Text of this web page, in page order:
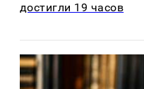
достигли 19 часов